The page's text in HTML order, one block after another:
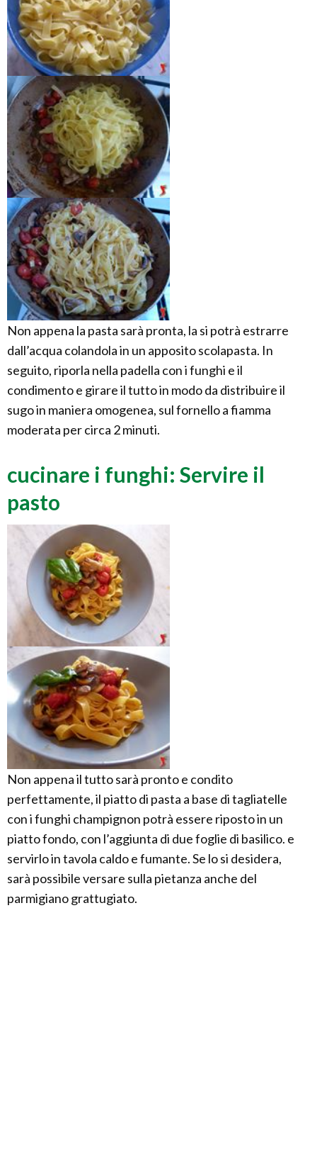
Non appena la pasta sarà pronta, la si potrà estrarre
dall’acqua colandola in un apposito scolapasta. In
seguito, riporla nella padella con i funghi e il
condimento e girare il tutto in modo da distribuire il
sugo in maniera omogenea, sul fornello a fiamma
moderata per circa 2 minuti.
cucinare i funghi: Servire il
pasto
Non appena il tutto sarà pronto e condito
perfettamente, il piatto di pasta a base di tagliatelle
con i funghi champignon potrà essere riposto in un
piatto fondo, con l’aggiunta di due foglie di basilico. e
servirlo in tavola caldo e fumante. Se lo si desidera,
sarà possibile versare sulla pietanza anche del
parmigiano grattugiato.